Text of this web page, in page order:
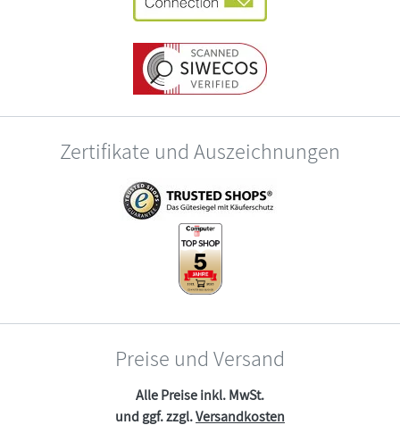
Zertifikate und Auszeichnungen
Preise und Versand
Alle Preise inkl. MwSt.
und ggf. zzgl.Versandkosten